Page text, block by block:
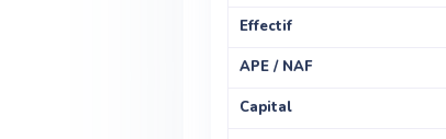
Effectif
APE / NAF
Capital